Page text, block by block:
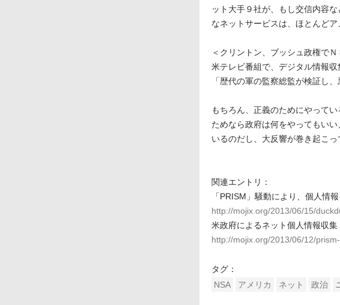
ット大手９社が、もし交信内容
なネットサービスは、ほとんどア
＜クリントン、ブッシュ政権で
米テレビ番組で、デジタル情報
「歴代の軍の監察総監が検証し
もちろん、正義のためにやって
ためなら政府は何をやってもい
いるのだし、大反響が巻き起こっ
関連エントリ：
「PRISM」騒動により、個人情
http://mojix.org/2013/06/15/
米政府によるネット個人情報収
http://mojix.org/2013/06/12/
タグ：
NSA
アメリカ ネット 政治